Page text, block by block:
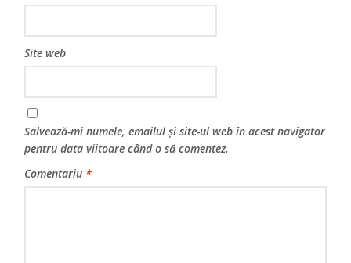
Site web
Salvează-mi numele, emailul și site-ul web în acest navigator
pentru data viitoare când o să comentez.
Comentariu *